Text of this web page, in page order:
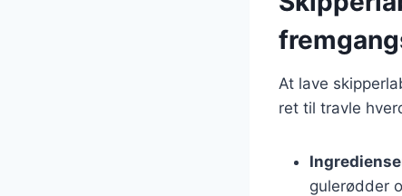
At lave
ret til travle
gulerødder